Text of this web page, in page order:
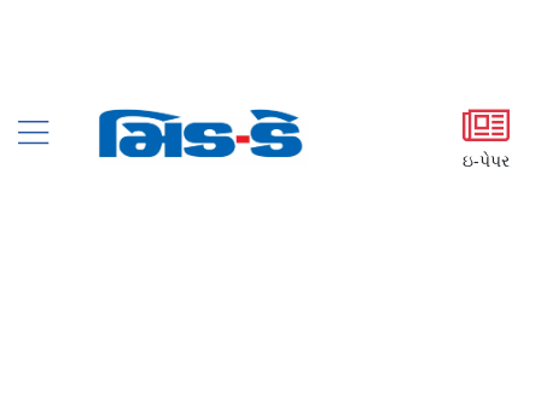
ઇ-પેપર